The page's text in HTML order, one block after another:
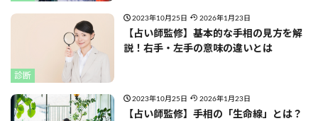
診断
2023年10月25日 2026年1月23日
【占い師監修】基本的な手相の見方を解
説！右手・左手の意味の違いとは
2023年10月25日 2026年1月23日
【占い師監修】手相の「生命線」とは？